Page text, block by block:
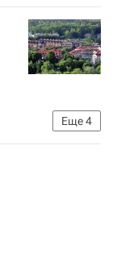
Еще4